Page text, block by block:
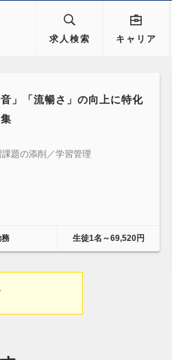
求人検索 キャリア
音」「流暢さ」の向上に特化
題の添削／学習管理
生徒1名～69,520円